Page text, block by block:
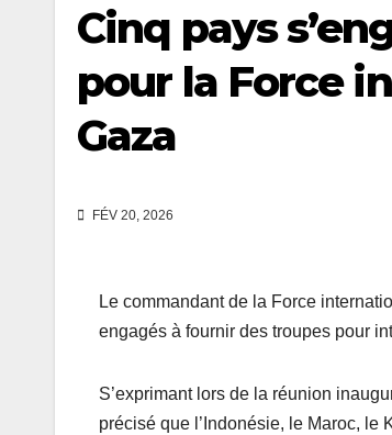
Cinq pays
pour la Force
Gaza
FÉV 20, 2026
Le commandant de la Force
engagés à fournir des troupes pour
S’exprimant lors de la réunion
précisé que l’Indonésie, le Maroc, le